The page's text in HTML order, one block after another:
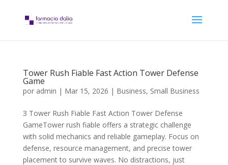
Tower Rush Fiable Fast Action Tower Defense
Game
por admin | Mar 15, 2026 | Business, Small Business
З Tower Rush Fiable Fast Action Tower Defense
GameTower rush fiable offers a strategic challenge
with solid mechanics and reliable gameplay. Focus on
defense, resource management, and precise tower
placement to survive waves. No distractions, just